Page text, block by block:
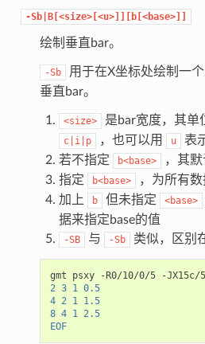
-Sb|B[<size>[<u>]][b[<base>]]
绘制垂直bar。
-Sb 用于在X坐标处绘制一个
垂直bar。
<size> 是bar宽度，其单
c|i|p ，也可以用 u
表
若不指定
b<base>
，其
指定
b<base>
，为所有
加上
b 但未指定 <base>
据来指定base的值
-SB 与 -Sb 类似，区别
gmt psxy -R0/10/0/5 -
2 3 1 0.5
4 2 1 1.5
8 4 1 2.5
EOF